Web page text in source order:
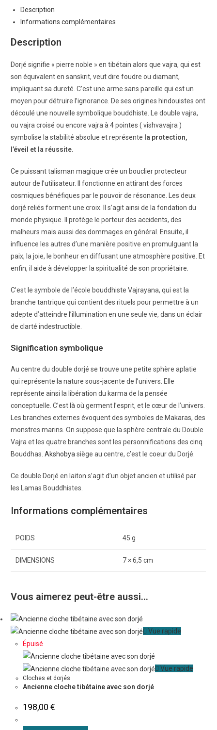
Description
Informations complémentaires
Description
Dorjé signifie « pierre noble » en tibétain alors que vajra, qui est
son équivalent en sanskrit, veut dire foudre ou diamant,
impliquant sa dureté. C’est une arme sans pareille qui est un
moyen pour détruire l’ignorance. De ses origines hindouistes ont
découlé une nouvelle symbolique bouddhiste. Le double vajra,
ou vajra croisé ou encore vajra à 4 pointes ( vishvavajra )
symbolise la stabilité absolue et représente la protection,
l’éveil et la réussite.
Ce puissant talisman magique crée un bouclier protecteur
autour de l’utilisateur. Il fonctionne en attirant des forces
cosmiques bénéfiques par le pouvoir de résonance. Les deux
dorjé reliés forment une croix. Il s’agit ainsi de la fondation du
monde physique. Il protège le porteur des accidents, des
malheurs mais aussi des dommages en général. Ensuite, il
influence les autres d’une manière positive en promulguant la
paix, la joie, le bonheur en diffusant une atmosphère positive. Et
enfin, il aide à développer la spiritualité de son propriétaire.
C’est le symbole de l’école bouddhiste Vajrayana, qui est la
branche tantrique qui contient des rituels pour permettre à un
adepte d’atteindre l’illumination en une seule vie, dans un éclair
de clarté indestructible.
Signification symbolique
Au centre du double dorjé se trouve une petite sphère aplatie
qui représente la nature sous-jacente de l’univers. Elle
représente ainsi la libération du karma de la pensée
conceptuelle. C’est là où germent l’esprit, et le cœur de l’univers.
Les branches externes évoquent des symboles de Makaras, des
monstres marins. On suppose que la sphère centrale du Double
Vajra et les quatre branches sont les personnifications des cinq
Bouddhas.Akshobya siège au centre, c’est le coeur du Dorjé.
Ce double Dorjé en laiton s’agit d’un objet ancien et utilisé par
les Lamas Bouddhistes.
Informations complémentaires
POIDS 45 g
DIMENSIONS 7 × 6,5 cm
Vous aimerez peut-être aussi…
Vue rapide
Épuisé
Vue rapide
Cloches et dorjés
Ancienne cloche tibétaine avec son dorjé
198,00€